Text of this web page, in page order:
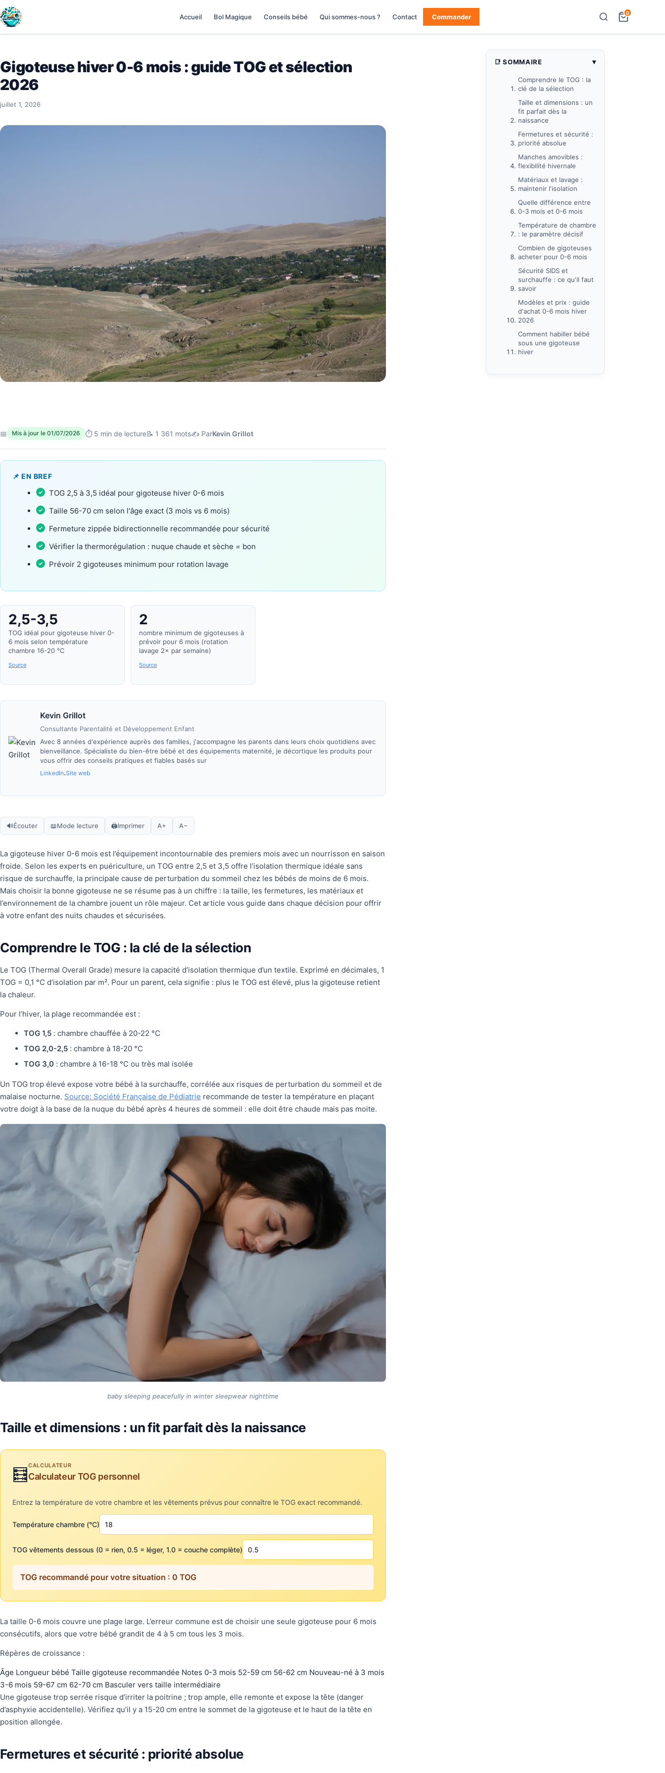
Accueil Bol Magique Conseils bébé Qui sommes-nous ? Contact Commander
0
Gigoteuse hiver 0-6 mois : guide TOG et sélection
2026
juillet 1, 2026
📅 Mis à jour le 01/07/2026 ⏱ 5 min de lecture📝 1 361 mots✍️ ParKevin Grillot
📌 EN BREF
TOG 2,5 à 3,5 idéal pour gigoteuse hiver 0-6 mois
Taille 56-70 cm selon l'âge exact (3 mois vs 6 mois)
Fermeture zippée bidirectionnelle recommandée pour sécurité
Vérifier la thermorégulation : nuque chaude et sèche = bon
Prévoir 2 gigoteuses minimum pour rotation lavage
2,5-3,5
TOG idéal pour gigoteuse hiver 0-
6 mois selon température
chambre 16-20 °C
Source
2
nombre minimum de gigoteuses à
prévoir pour 6 mois (rotation
lavage 2× par semaine)
Source
Kevin Grillot
Consultante Parentalité et Développement Enfant
Avec 8 années d'expérience auprès des familles, j'accompagne les parents dans leurs choix quotidiens avec
bienveillance. Spécialiste du bien-être bébé et des équipements maternité, je décortique les produits pour
vous offrir des conseils pratiques et fiables basés sur
LinkedIn·Site web
📑 SOMMAIRE ▾
Comprendre le TOG : la
clé de la sélection
Taille et dimensions : un
fit parfait dès la
naissance
Fermetures et sécurité :
priorité absolue
Manches amovibles :
flexibilité hivernale
Matériaux et lavage :
maintenir l'isolation
Quelle différence entre
0-3 mois et 0-6 mois
Température de chambre
: le paramètre décisif
Combien de gigoteuses
acheter pour 0-6 mois
Sécurité SIDS et
surchauffe : ce qu'il faut
savoir
Modèles et prix : guide
d'achat 0-6 mois hiver
2026
Comment habiller bébé
sous une gigoteuse
hiver
🔊Écouter 📖Mode lecture 🖨Imprimer A+ A−
La gigoteuse hiver 0-6 mois est l’équipement incontournable des premiers mois avec un nourrisson en saison
froide. Selon les experts en puériculture, un TOG entre 2,5 et 3,5 offre l’isolation thermique idéale sans
risque de surchauffe, la principale cause de perturbation du sommeil chez les bébés de moins de 6 mois.
Mais choisir la bonne gigoteuse ne se résume pas à un chiffre : la taille, les fermetures, les matériaux et
l’environnement de la chambre jouent un rôle majeur. Cet article vous guide dans chaque décision pour offrir
à votre enfant des nuits chaudes et sécurisées.
Comprendre le TOG : la clé de la sélection
Le TOG (Thermal Overall Grade) mesure la capacité d’isolation thermique d’un textile. Exprimé en décimales, 1
TOG = 0,1 °C d’isolation par m². Pour un parent, cela signifie : plus le TOG est élevé, plus la gigoteuse retient
la chaleur.
Pour l’hiver, la plage recommandée est :
TOG 1,5 : chambre chauffée à 20-22 °C
TOG 2,0-2,5 : chambre à 18-20 °C
TOG 3,0 : chambre à 16-18 °C ou très mal isolée
Un TOG trop élevé expose votre bébé à la surchauffe, corrélée aux risques de perturbation du sommeil et de
malaise nocturne. Source: Société Française de Pédiatrie recommande de tester la température en plaçant
votre doigt à la base de la nuque du bébé après 4 heures de sommeil : elle doit être chaude mais pas moite.
baby sleeping peacefully in winter sleepwear nighttime
Taille et dimensions : un fit parfait dès la naissance
🧮 CALCULATEUR
Calculateur TOG personnel
Entrez la température de votre chambre et les vêtements prévus pour connaître le TOG exact recommandé.
Température chambre (°C)
TOG vêtements dessous (0 = rien, 0.5 = léger, 1.0 = couche complète)
TOG recommandé pour votre situation : 0 TOG
La taille 0-6 mois couvre une plage large. L’erreur commune est de choisir une seule gigoteuse pour 6 mois
consécutifs, alors que votre bébé grandit de 4 à 5 cm tous les 3 mois.
Répères de croissance :
Âge Longueur bébé Taille gigoteuse recommandée Notes 0-3 mois 52-59 cm 56-62 cm Nouveau-né à 3 mois
3-6 mois 59-67 cm 62-70 cm Basculer vers taille intermédiaire
Une gigoteuse trop serrée risque d’irriter la poitrine ; trop ample, elle remonte et expose la tête (danger
d’asphyxie accidentelle). Vérifiez qu’il y a 15-20 cm entre le sommet de la gigoteuse et le haut de la tête en
position allongée.
Fermetures et sécurité : priorité absolue